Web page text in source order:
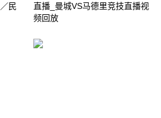
民
直播_曼城VS马德里竞技直播视
频回放